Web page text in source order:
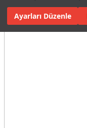
Ayarları Düzenle
Tüm Görseller(3)